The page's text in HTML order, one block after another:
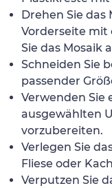
Drehen Sie das
Vorderseite mit
Sie das Mosaik
Schneiden Sie
passender
Verwenden Sie
ausgewählten
vorzubereiten.
Verlegen Sie
Fliese oder
Verputzen Sie